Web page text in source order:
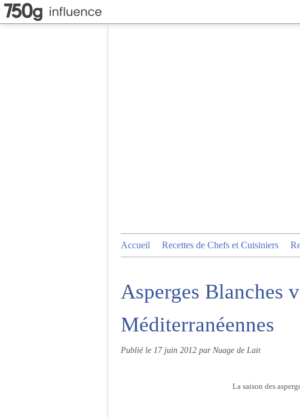
Accueil Recettes de Chefs et Cuisiniers
Asperges Blanches
Méditerranéennes
Publié le 17 juin 2012 par Nuage de Lait
La saison des